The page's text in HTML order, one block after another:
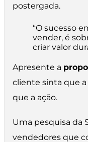
postergada.
“O sucesso
vender, é
criar valor
Apresente a
cliente sinta que a
que a ação.
Uma pesquisa da
vendedores que